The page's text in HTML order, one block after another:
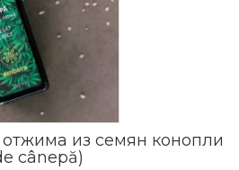
из семян конопли
cânepă)